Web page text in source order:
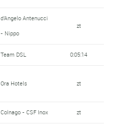
d'Angelo Antenucci
- Nippo
zt
Team DSL 0:05:14
Ora Hotels zt
Colnago - CSF Inox zt